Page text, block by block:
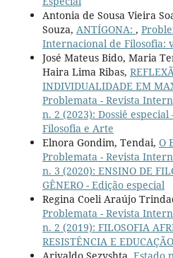
Antonia de Sousa Vieira
Souza, ANTÍGONA: ,
Internacional de Filosofia:
José Mateus Bido, Maria
Haira Lima Ribas,
INDIVIDUALIDADE EM
Problemata - Revista
n. 2 (2023): Dossiê
Filosofia e Arte
Elnora Gondim, Tendai, O
Problemata - Revista
n. 3 (2020): ENSINO DE
GÊNERO - Edição especial
Regina Coeli Araújo
Problemata - Revista
n. 2 (2019): FILOSOFIA
RESISTÊNCIA E